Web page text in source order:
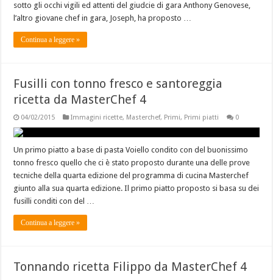
sotto gli occhi vigili ed attenti del giudcie di gara Anthony Genovese,
l’altro giovane chef in gara, Joseph, ha proposto …
Continua a leggere »
Fusilli con tonno fresco e santoreggia
ricetta da MasterChef 4
04/02/2015 Immagini ricette, Masterchef, Primi, Primi piatti 0
Un primo piatto a base di pasta Voiello condito con del buonissimo
tonno fresco quello che ci è stato proposto durante una delle prove
tecniche della quarta edizione del programma di cucina Masterchef
giunto alla sua quarta edizione. Il primo piatto proposto si basa su dei
fusilli conditi con del …
Continua a leggere »
Tonnando ricetta Filippo da MasterChef 4